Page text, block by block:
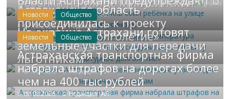
07.08.2026 Редакция -АЛ-
сильной жаре
07.08.2026 Редакция -АЛ-
Астраханская область
присоединилась к проекту
«Культурное долголетие»
07.08.2026 Редакция -АЛ-
Новости Общество
На окраине Астрахани готовят
земельные участки для передачи
льготникам
07.08.2026 Редакция -АЛ-
Новости Общество
Астраханская транспортная фирма
набрала штрафов на дорогах более
чем на 400 тыс рублей
07.08.2026 Редакция -АЛ-